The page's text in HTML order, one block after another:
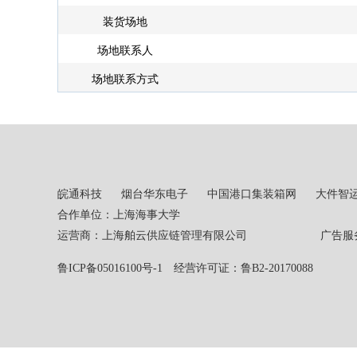
装货场地
场地联系人
场地联系方式
皖通科技 烟台华东电子 中国港口集装箱网
大件智
合作单位：上海海事大学
运营商：上海舶云供应链管理有限公司 广告服务热
鲁ICP备05016100号-1 经营许可证：鲁B2-20170088